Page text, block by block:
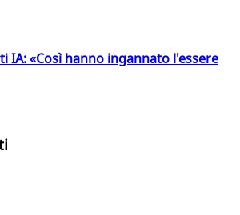
IA: «Così hanno ingannato l'essere